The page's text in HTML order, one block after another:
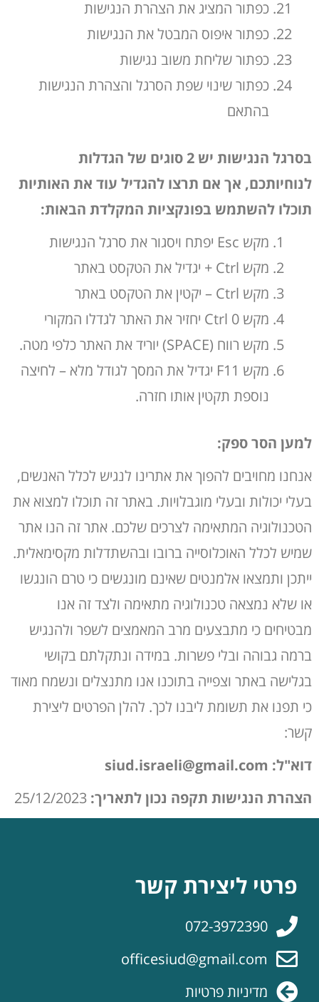
כפתור המציג את הצהרת הנגישות
כפתור איפוס המבטל את הנגישות
כפתור שליחת משוב נגישות
כפתור שינוי שפת הסרגל והצהרת הנגישות
בהתאם
בסרגל הנגישות יש 2סוגים של הגדלות
לנוחיותכם, אך אם תרצו להגדיל עוד את האותיות
תוכלו להשתמש בפונקציות המקלדת הבאות:
מקש Esc יפתח ויסגור את סרגל הנגישות
מקש Ctrl + יגדיל את הטקסט באתר
מקש Ctrl – יקטין את הטקסט באתר
מקש Ctrl 0 יחזיר את האתר לגדלו המקורי
מקש רווח (SPACE) יוריד את האתר כלפי מטה.
מקש F11 יגדיל את המסך לגודל מלא – לחיצה
נוספת תקטין אותו חזרה.
למען הסר ספק:
אנחנו מחויבים להפוך את אתרינו לנגיש לכלל האנשים,
בעלי יכולות ובעלי מוגבלויות. באתר זה תוכלו למצוא את
הטכנולוגיה המתאימה לצרכים שלכם. אתר זה הנו אתר
שמיש לכלל האוכלוסייה ברובו ובהשתדלות מקסימאלית.
ייתכן ותמצאו אלמנטים שאינם מונגשים כי טרם הונגשו
או שלא נמצאה טכנולוגיה מתאימה ולצד זה אנו
מבטיחים כי מתבצעים מרב המאמצים לשפר ולהנגיש
ברמה גבוהה ובלי פשרות. במידה ונתקלתם בקושי
בגלישה באתר וצפייה בתוכנו אנו מתנצלים ונשמח מאוד
כי תפנו את תשומת ליבנו לכך. להלן הפרטים ליצירת
קשר:
דוא"ל: siud.israeli@gmail.com
הצהרת הנגישות תקפה נכון לתאריך: 25/12/2023
פרטי ליצירת קשר
072-3972390
officesiud@gmail.com
מדיניות פרטיות